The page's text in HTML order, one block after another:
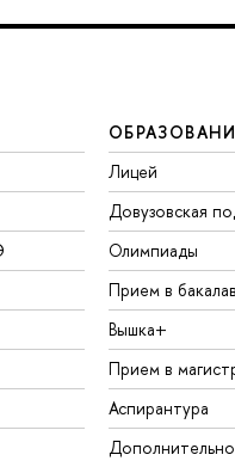
Лицей
Довузовская
Олимпиады
Прием в
Вышка+
Прием в
Аспирантура